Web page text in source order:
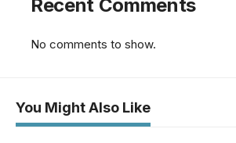
Recent Comments
No comments to show.
You Might Also Like